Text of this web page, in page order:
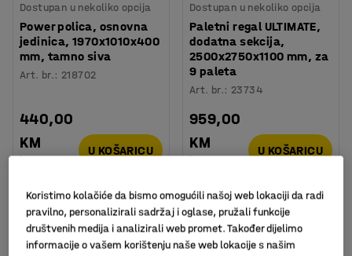
Dostupan u nekoliko opcija
Power polica, osnovna
jedinica, 1970x1010x400
mm, tamno siva
Art. br.: 218702
440,00
KM
bez PDV
U KOŠARICU
Dostupan u nekoliko opcija
Paletni regal ULTIMATE,
dodatna sekcija,
2500x2750x1100 mm, za
9 paleta
Art. br.: 23734
959,00
KM
bez PDV
U KOŠARICU
Koristimo kolačiće da bismo omogućili našoj web lokaciji da radi
pravilno, personalizirali sadržaj i oglase, pružali funkcije
društvenih medija i analizirali web promet. Također dijelimo
informacije o vašem korištenju naše web lokacije s našim